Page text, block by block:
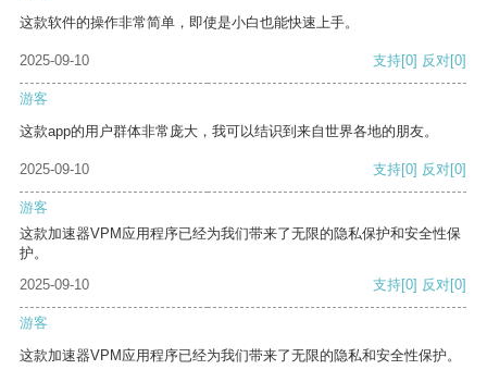
这款软件的操作非常简单，即使是小白也能快速上手。
2025-09-10 支持[0] 反对[0]
游客
这款app的用户群体非常庞大，我可以结识到来自世界各地的朋友。
2025-09-10 支持[0] 反对[0]
游客
这款加速器VPM应用程序已经为我们带来了无限的隐私保护和安全性保
护。
2025-09-10
支持[0] 反对[0]
游客
这款加速器VPM应用程序已经为我们带来了无限的隐私和安全性保护。